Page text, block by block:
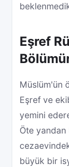
Eşref
Müslüm'ün
Eşref ve
yemini
Öte yandan
büyük bir